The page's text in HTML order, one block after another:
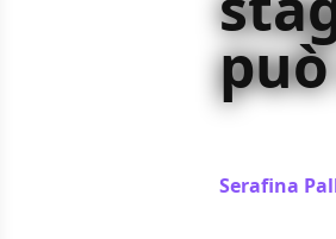
Serafina